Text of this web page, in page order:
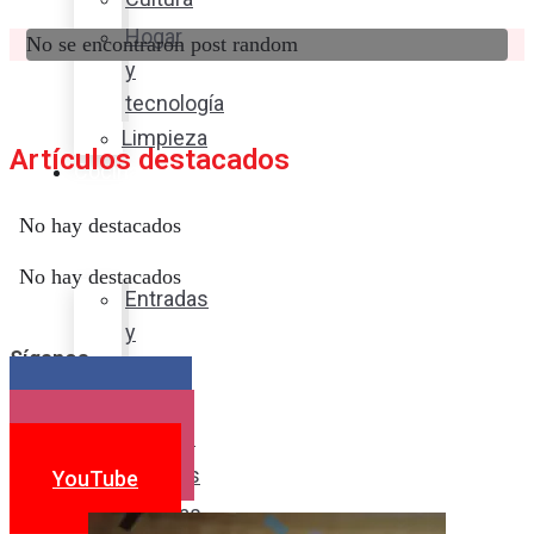
Hogar
y
tecnología
Limpieza
Cocina
sabor
Entradas
y
Postres
Bebidas
No se encontraron post random
Artículos destacados
No hay destacados
No hay destacados
Síganos
YouTube